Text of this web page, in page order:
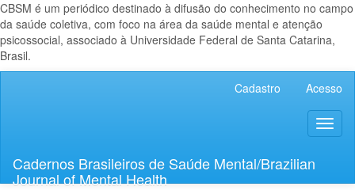
CBSM é um periódico destinado à difusão do conhecimento no campo
da saúde coletiva, com foco na área da saúde mental e atenção
psicossocial, associado à Universidade Federal de Santa Catarina,
Brasil.
Lateral
Cadastro Acesso
Cadernos Brasileiros de Saúde Mental/Brazilian
Journal of Mental Health